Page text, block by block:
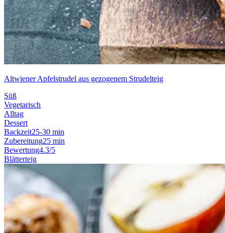
Altwiener Apfelstrudel aus gezogenem Strudelteig
Süß
Vegetarisch
Alltag
Dessert
Backzeit25-30 min
Zubereitung25 min
Bewertung4.3/5
Blätterteig